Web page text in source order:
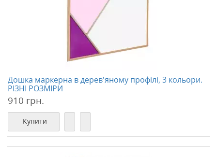
Дошка маркерна в дерев'яному профілі, 3 кольори.
РІЗНІ РОЗМІРИ
910 грн.
Купити